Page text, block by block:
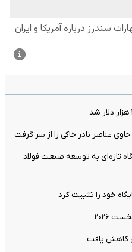
عناصر نادر خاکی را از سر گرفت
تازه‌ای به توسعه صنعت فولاد
۲۰۲۶
کاهش یافت